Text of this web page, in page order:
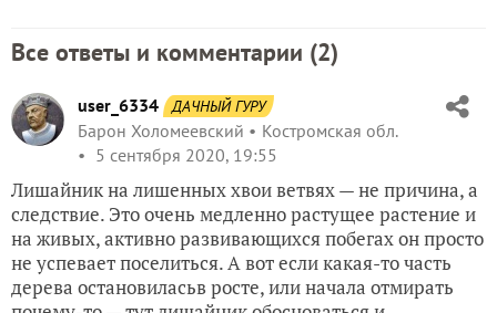
Все ответы и комментарии (2)
user_6334 ДАЧНЫЙ ГУРУ
Барон Холомеевский
Костромская обл.
5 сентября 2020, 19:55
Лишайник на лишенных хвои ветвях — не причина, а
следствие. Это очень медленно растущее растение и
на живых, активно развивающихся побегах он просто
не успевает поселиться. А вот если какая-то часть
дерева остановиласьв росте, или начала отмирать